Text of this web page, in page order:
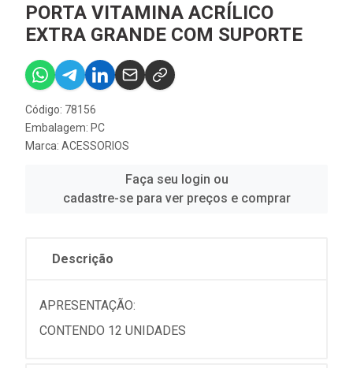
PORTA VITAMINA ACRÍLICO
EXTRA GRANDE COM SUPORTE
Código: 78156
Embalagem: PC
Marca: ACESSORIOS
Faça seu login ou
cadastre-se para ver preços e comprar
Descrição
APRESENTAÇÃO:
CONTENDO 12 UNIDADES